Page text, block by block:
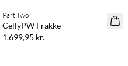
NYHED
Part Two
CellyPW Frakke
1.699,95 kr.